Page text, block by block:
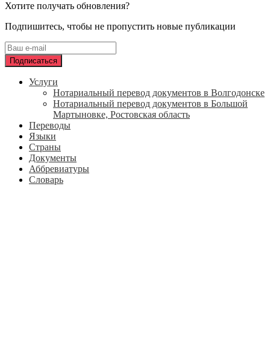
Хотите получать обновления?
Подпишитесь, чтобы не пропустить новые публикации
Услуги
Нотариальный перевод документов в Волгодонске
Нотариальный перевод документов в Большой
Мартыновке, Ростовская область
Переводы
Языки
Страны
Документы
Аббревиатуры
Словарь